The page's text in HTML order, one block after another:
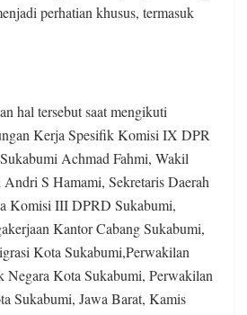
perhatian khusus, termasuk
hal tersebut saat mengikuti
Kerja Spesifik Komisi IX DPR
Achmad Fahmi, Wakil
S Hamami, Sekretaris Daerah
Komisi III DPRD Sukabumi,
Kantor Cabang Sukabumi,
Kota Sukabumi,Perwakilan
Kota Sukabumi, Perwakilan
Sukabumi, Jawa Barat, Kamis